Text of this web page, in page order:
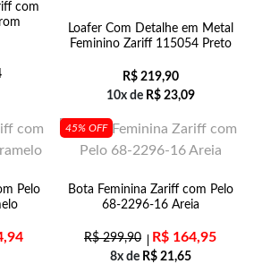
com
Loafer Com Detalhe em Metal
Feminino Zariff 115054 Preto
R$219,90
10x de R$23,09
Pelo
45% OFF
Bota Feminina Zariff com Pelo
68-2296-16 Areia
R$299,90 R$ 164,95
8x de R$21,65